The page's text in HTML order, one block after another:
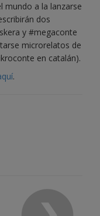
mundo a la lanzarse
dos
y #megaconte
microrelatos de
en catalán).
.